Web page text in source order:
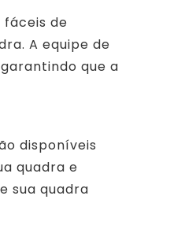
fáceis de
A equipe de
que a
disponíveis
quadra e
sua quadra